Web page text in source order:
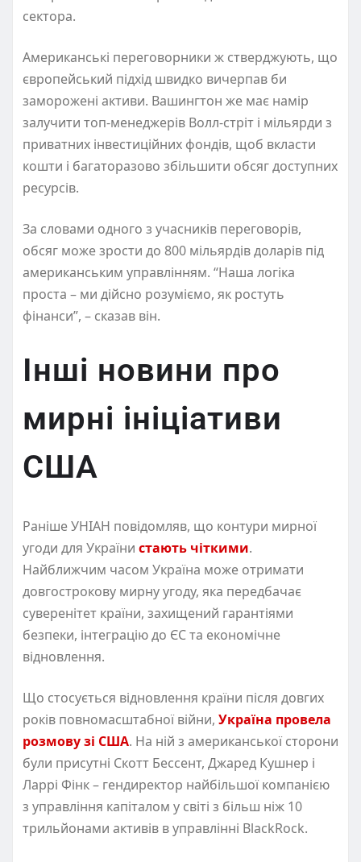
сектора.
Американські переговорники ж стверджують, що
європейський підхід швидко вичерпав би
заморожені активи. Вашингтон же має намір
залучити топ-менеджерів Волл-стріт і мільярди з
приватних інвестиційних фондів, щоб вкласти
кошти і багаторазово збільшити обсяг доступних
ресурсів.
За словами одного з учасників переговорів,
обсяг може зрости до 800 мільярдів доларів під
американським управлінням. “Наша логіка
проста – ми дійсно розуміємо, як ростуть
фінанси”, – сказав він.
Інші новини про
мирні ініціативи
США
Раніше УНІАН повідомляв, що контури мирної
угоди для України стають чіткими.
Найближчим часом Україна може отримати
довгострокову мирну угоду, яка передбачає
суверенітет країни, захищений гарантіями
безпеки, інтеграцію до ЄС та економічне
відновлення.
Що стосується відновлення країни після довгих
років повномасштабної війни, Україна провела
розмову зі США. На ній з американської сторони
були присутні Скотт Бессент, Джаред Кушнер і
Ларрі Фінк – гендиректор найбільшої компанією
з управління капіталом у світі з більш ніж 10
трильйонами активів в управлінні BlackRock.